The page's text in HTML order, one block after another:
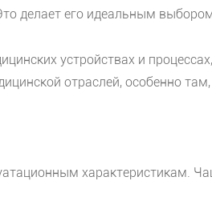
делает его идеальным
устройствах и
отраслей, особенно
характеристикам.